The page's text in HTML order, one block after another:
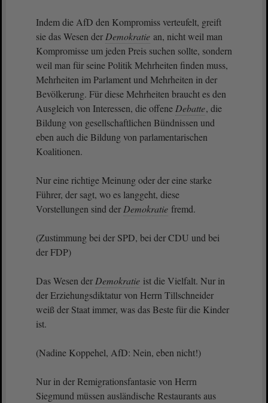
Indem die AfD den Kompromiss verteufelt, greift
sie das Wesen der Demokratie an, nicht weil man
Kompromisse um jeden Preis suchen sollte, sondern
weil man für seine Politik Mehrheiten finden muss,
Mehrheiten im Parlament und Mehrheiten in der
Bevölkerung. Für diese Mehrheiten braucht es den
Ausgleich von Interessen, die offene Debatte, die
Bildung von gesellschaftlichen Bündnissen und
eben auch die Bildung von parlamentarischen
Koalitionen.
Nur eine richtige Meinung oder der eine starke
Führer, der sagt, wo es langgeht, diese
Vorstellungen sind der Demokratie fremd.
(Zustimmung bei der SPD, bei der CDU und bei
der FDP)
Das Wesen der Demokratie ist die Vielfalt. Nur in
der Erziehungsdiktatur von Herrn Tillschneider
weiß der Staat immer, was das Beste für die Kinder
ist.
(Nadine Koppehel, AfD: Nein, eben nicht!)
Nur in der Remigrationsfantasie von Herrn
Siegmund müssen ausländische Restaurants aus